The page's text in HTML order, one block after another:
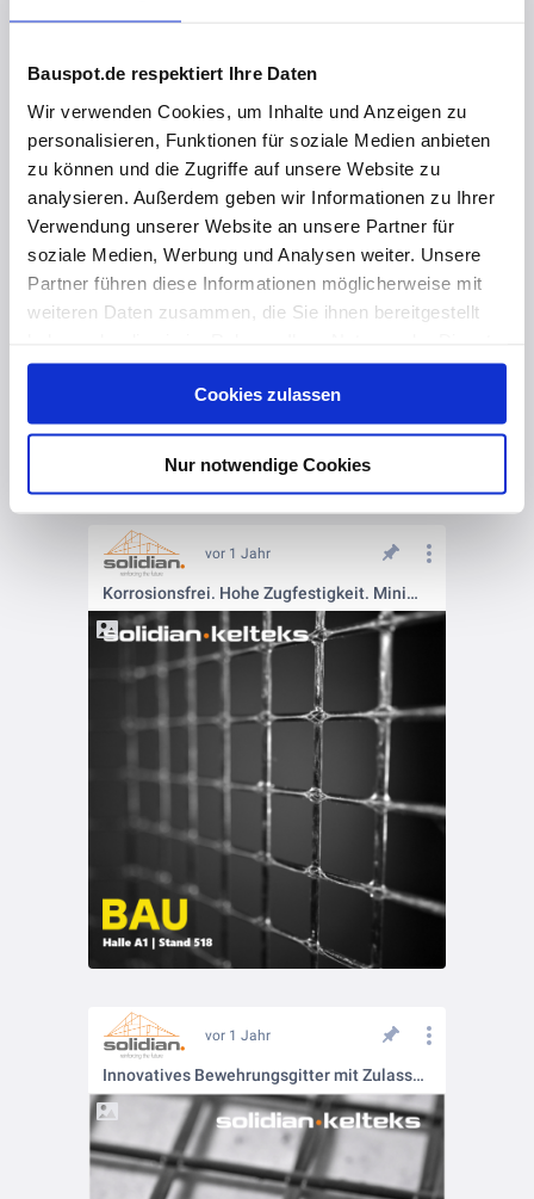
Bauspot.de respektiert Ihre Daten
Wir verwenden Cookies, um Inhalte und Anzeigen zu
personalisieren, Funktionen für soziale Medien anbieten
zu können und die Zugriffe auf unsere Website zu
analysieren. Außerdem geben wir Informationen zu Ihrer
Verwendung unserer Website an unsere Partner für
soziale Medien, Werbung und Analysen weiter. Unsere
Partner führen diese Informationen möglicherweise mit
weiteren Daten zusammen, die Sie ihnen bereitgestellt
gesammelt haben. Hier finden Sie Informationen zum
und unserImpressum.
Cookies zulassen
Nur notwendige Cookies
vor 1 Jahr
Vorgespannte Carbonbetonbrücke
vor 1 Jahr
Korrosionsfrei. Hohe Zugfestigkeit. Minimale Betonüberdeckung - das kann unser #solidianGRID!
vor 1 Jahr
Innovatives Bewehrungsgitter mit Zulassung